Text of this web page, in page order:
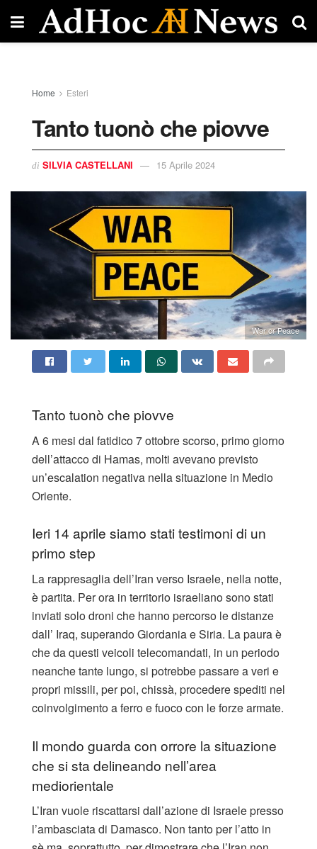
Home Esteri
Tanto tuonò che piovve
di SILVIA CASTELLANI 15 Aprile 2024
War or Peace
Tanto tuonò che piovve
A 6 mesi dal fatidico 7 ottobre scorso, primo giorno
dell’attacco di Hamas, molti avevano previsto
un’escalation negativa nella situazione in Medio
Oriente.
Ieri 14 aprile siamo stati testimoni di un
primo step
La rappresaglia dell’Iran verso Israele, nella notte,
è partita. Per ora in territorio israeliano sono stati
inviati solo droni che hanno percorso le distanze
dall’ Iraq, superando Giordania e Siria. La paura è
che da questi veicoli telecomandati, in un periodo
neanche tante lungo, si potrebbe passare a veri e
propri missili, per poi, chissà, procedere spediti nel
coinvolgimento a ferro e fuoco con le forze armate.
Il mondo guarda con orrore la situazione
che si sta delineando nell’area
mediorientale
L’Iran vuole riscattarsi dall’azione di Israele presso
l’ambasciata di Damasco. Non tanto per l’atto in